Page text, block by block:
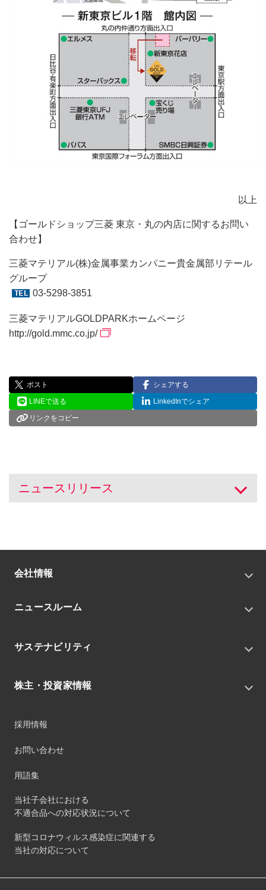
以上
【ゴールドショップ三菱 東京・丸の内店に関するお問い
合わせ】
三菱マテリアル(株)金属事業カンパニー貴金属部リテール
グループ
03-5298-3851
三菱マテリアルGOLDPARKホームページ
http://gold.mmc.co.jp/
ポスト
シェアする
LINEで送る
LinkedInでシェア
リンクをコピー
ニュースリリース 開く
会社情報
会社概要
中期経営戦略
役員
事業
ニュースルーム
トピックス
IRニュース
サステナビリティ
環境
ガバナンス
マテリアリティ
サステナビリティデータ
第三者保証
社外団体への加盟
社外からの評価
ダイバーシティ・エクイティ&インクルージョン
株主・投資家情報
財務ハイライト
IRカレンダー
個人投資家のみなさまへ
採用情報
お問い合わせ
用語集
当社子会社における
不適合品への対応状況について
新型コロナウィルス感染症に関連する
当社の対応について